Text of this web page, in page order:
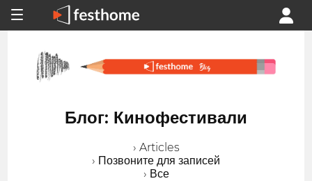
Блог: Кинофестивали
› Articles
› Позвоните для записей
› Все